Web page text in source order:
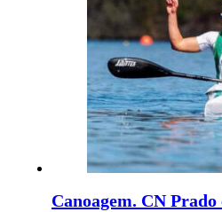
Canoagem. CN